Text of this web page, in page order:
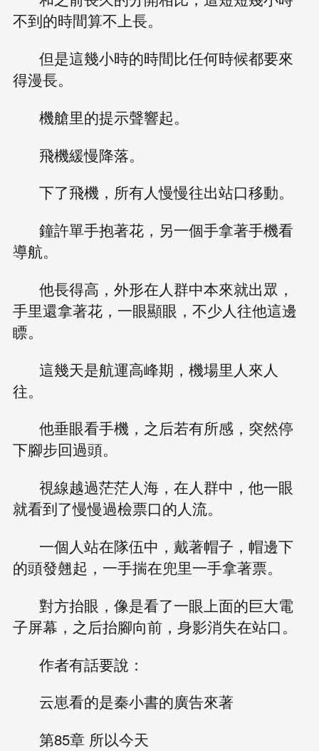
不到的時間算不上長。
但是這幾小時的時間比任何時候都要來
得漫長。
機艙里的提示聲響起。
飛機緩慢降落。
下了飛機，所有人慢慢往出站口移動。
鐘許單手抱著花，另一個手拿著手機看
導航。
他長得高，外形在人群中本來就出眾，
手里還拿著花，一眼顯眼，不少人往他這邊
瞟。
這幾天是航運高峰期，機場里人來人
往。
他垂眼看手機，之后若有所感，突然停
下腳步回過頭。
視線越過茫茫人海，在人群中，他一眼
就看到了慢慢過檢票口的人流。
一個人站在隊伍中，戴著帽子，帽邊下
的頭發翹起，一手揣在兜里一手拿著票。
對方抬眼，像是看了一眼上面的巨大電
子屏幕，之后抬腳向前，身影消失在站口。
作者有話要說：
云崽看的是秦小書的廣告來著
第85章 所以今天